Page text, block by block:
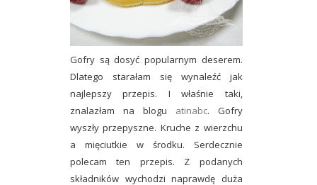
Gofry są dosyć popularnym deserem.
Dlatego starałam się wynaleźć jak
najlepszy przepis. I właśnie taki,
znalazłam na blogu atinabc. Gofry
wyszły przepyszne. Kruche z wierzchu
a mięciutkie w środku. Serdecznie
polecam ten przepis. Z podanych
składników wychodzi naprawdę duża